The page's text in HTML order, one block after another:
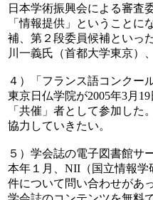
日本学術振興会による審査
「情報提供」ということ
補、第２段委員候補といっ
川一義氏（首都大学東京）
４）「フランス語コンクー
東京日仏学院が2005年3月
「共催」者として参加し
協力していきたい。
５）学会誌の電子図書館サ
本年１月、NII（国立情報
件について問い合わせがあ